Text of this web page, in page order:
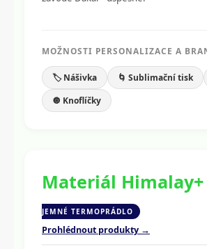
MOŽNOSTI PERSONALIZACE A
🏷️ Nášivka 🌀 Sublimační tisk
🔘 Knoflíčky
Materiál Himalay+
JEMNÉ TERMOPRÁDLO
Prohlédnout produkty →